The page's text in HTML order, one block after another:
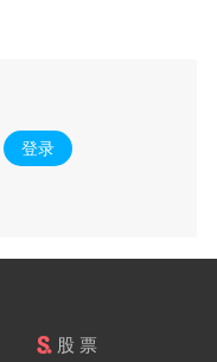
登录 。
股 票